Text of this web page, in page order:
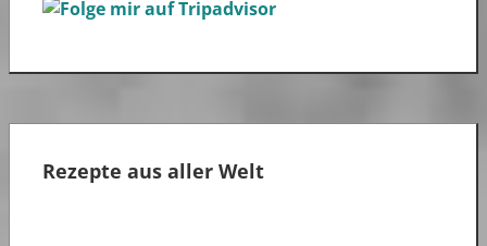
Rezepte aus aller Welt